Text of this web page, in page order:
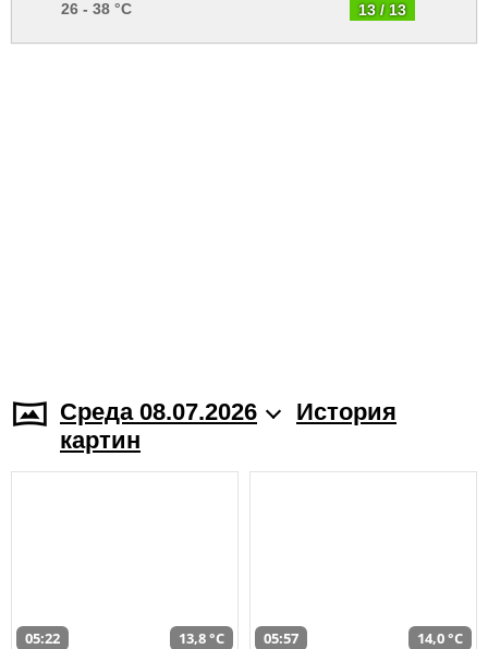
13 / 13
26 - 38 °C
Среда 08.07.2026
История
картин
05:22 13,8 °C 05:57 14,0 °C